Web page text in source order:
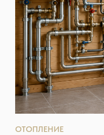
ОТОПЛЕНИЕ